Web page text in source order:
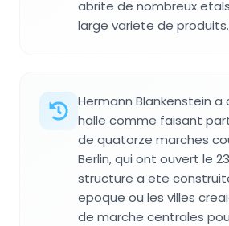
abrite de nombreux
large variete de produits.
Hermann Blankenstein
halle comme faisant
de quatorze marches
Berlin, qui ont ouvert le
structure a ete
epoque ou les villes
de marche centrales